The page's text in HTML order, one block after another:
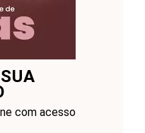
com acesso